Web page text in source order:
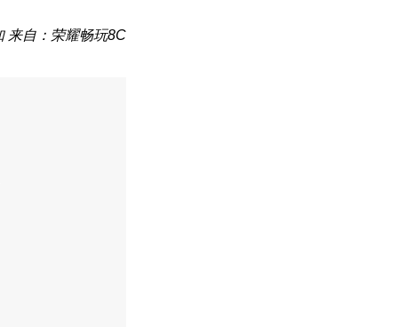
来自：荣耀畅玩8C